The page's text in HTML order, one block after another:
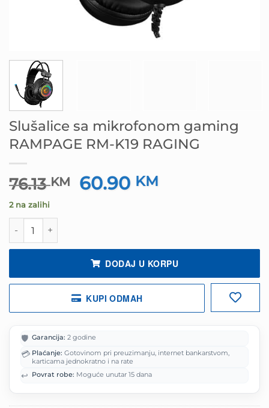
Slušalice sa mikrofonom gaming
RAMPAGE RM-K19 RAGING
76.13KM
Izvorna
cijena
60.90 KM
2 na zalihi
Slušalice sa mikrofonom gaming RAMPAGE RM-K19
DODAJ U KORPU
KUPI ODMAH
🛡️ Garancija: 2 godine
💳 Plaćanje: Gotovinom pri preuzimanju, internet bankarstvom,
karticama jednokratno i na rate
↩️ Povrat robe: Moguće unutar 15 dana